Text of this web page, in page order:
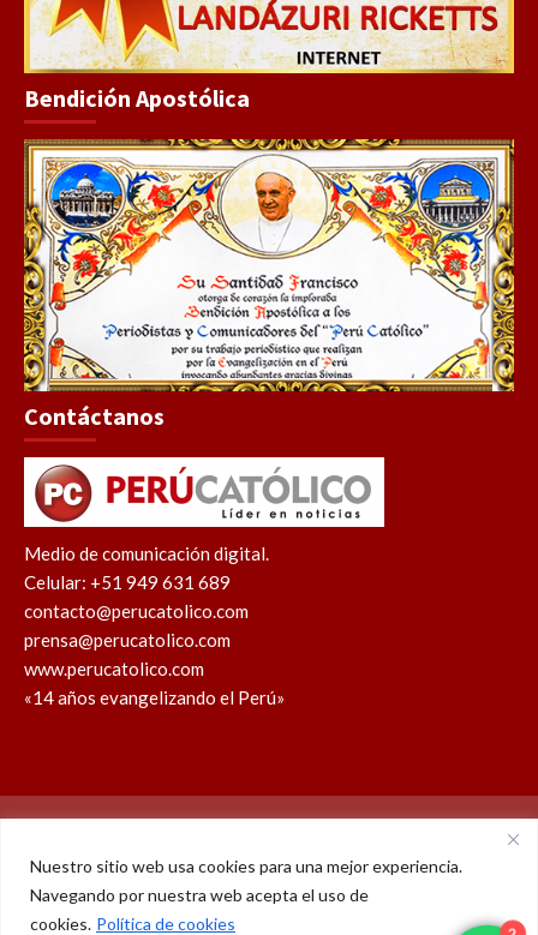
Nuestro sitio web usa cookies para una mejor experiencia.
Navegando por nuestra web acepta el uso de
cookies. Política de cookies
Bendición Apostólica
Contáctanos
Medio de comunicación digital.
Celular: +51 949 631 689
contacto@perucatolico.com
prensa@perucatolico.com
www.perucatolico.com
«14 años evangelizando el Perú»
WhatsAppFacebookYoutubeInstagram
X